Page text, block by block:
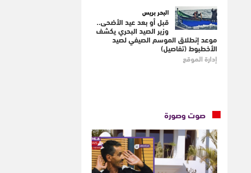
البحر بريس
قبل أو بعد عيد الأضحى..
وزير الصيد البحري يكشف
موعد إنطلاق الموسم الصيفي لصيد
الأخطبوط (تفاصيل)
إدارة الموقع
صوت وصورة